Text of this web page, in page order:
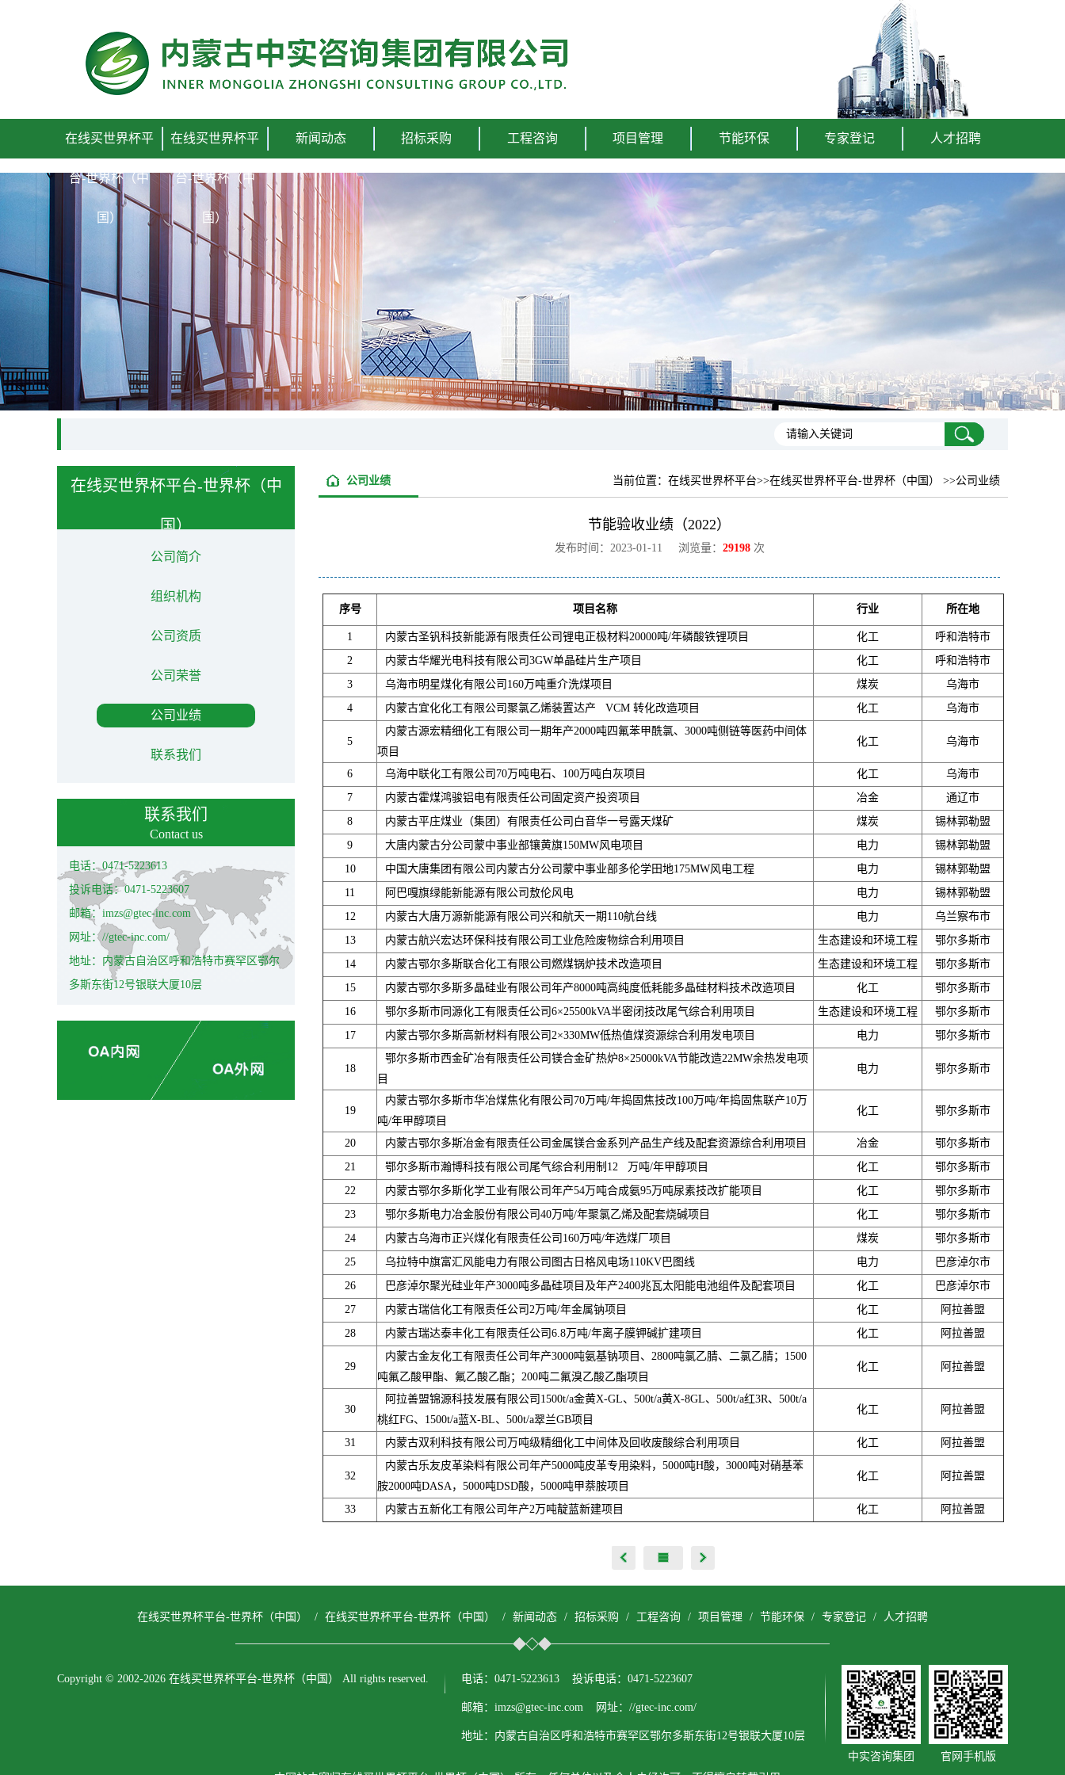
在线买世界杯平
台-世界杯（中
国）
在线买世界杯平
台-世界杯（中
国）
新闻动态 招标采购 工程咨询 项目管理 节能环保 专家登记 人才招聘
在线买世界杯平台-世界杯（中
国）
About us
公司简介
组织机构
公司资质
公司荣誉
公司业绩
联系我们
联系我们
Contact us
电话：0471-5223613
投诉电话：0471-5223607
邮箱：imzs@gtec-inc.com
网址：//gtec-inc.com/
地址：内蒙古自治区呼和浩特市赛罕区鄂尔
多斯东街12号银联大厦10层
当前位置： 在线买世界杯平台>>在线买世界杯平台-世界杯（中国） >>公司业绩
公司业绩
节能验收业绩（2022）
发布时间：2023-01-11 浏览量： 29198次
序号 项目名称 行业 所在地
1 内蒙古圣钒科技新能源有限责任公司锂电正极材料20000吨/年磷酸铁锂项目 化工
呼和浩特市
2
内蒙古华耀光电科技有限公司3GW单晶硅片生产项目 化工
呼和浩特市
3
乌海市明星煤化有限公司160万吨重介洗煤项目 煤炭
乌海市
4
内蒙古宜化化工有限公司聚氯乙烯装置达产 VCM 转化改造项目 化工 乌海市
5
内蒙古源宏精细化工有限公司一期年产2000吨四氟苯甲酰氯、3000吨侧链等医药中间体
项目
化工 乌海市
6 乌海中联化工有限公司70万吨电石、100万吨白灰项目 化工
乌海市
7
内蒙古霍煤鸿骏铝电有限责任公司固定资产投资项目 冶金
通辽市
8
内蒙古平庄煤业（集团）有限责任公司白音华一号露天煤矿 煤炭
锡林郭勒盟
9
大唐内蒙古分公司蒙中事业部镶黄旗150MW风电项目 电力
锡林郭勒盟
10
中国大唐集团有限公司内蒙古分公司蒙中事业部多伦学田地175MW风电工程 电力
锡林郭勒盟
11
阿巴嘎旗绿能新能源有限公司敖伦风电 电力
锡林郭勒盟
12
内蒙古大唐万源新能源有限公司兴和航天一期110航台线 电力
乌兰察布市
13
内蒙古航兴宏达环保科技有限公司工业危险废物综合利用项目 生态建设和环境工程
鄂尔多斯市
14
内蒙古鄂尔多斯联合化工有限公司燃煤锅炉技术改造项目 生态建设和环境工程
鄂尔多斯市
15
内蒙古鄂尔多斯多晶硅业有限公司年产8000吨高纯度低耗能多晶硅材料技术改造项目 化工
鄂尔多斯市
16
鄂尔多斯市同源化工有限责任公司6×25500kVA半密闭技改尾气综合利用项目 生态建设和环境工程
鄂尔多斯市
17
内蒙古鄂尔多斯高新材料有限公司2×330MW低热值煤资源综合利用发电项目 电力 鄂尔多斯市
18
鄂尔多斯市西金矿冶有限责任公司镁合金矿热炉8×25000kVA节能改造22MW余热发电项
目
电力 鄂尔多斯市
19
内蒙古鄂尔多斯市华冶煤焦化有限公司70万吨/年捣固焦技改100万吨/年捣固焦联产10万
吨/年甲醇项目
化工 鄂尔多斯市
20 内蒙古鄂尔多斯冶金有限责任公司金属镁合金系列产品生产线及配套资源综合利用项目 冶金
鄂尔多斯市
21
鄂尔多斯市瀚博科技有限公司尾气综合利用制12 万吨/年甲醇项目 化工
鄂尔多斯市
22
内蒙古鄂尔多斯化学工业有限公司年产54万吨合成氨95万吨尿素技改扩能项目 化工
鄂尔多斯市
23
鄂尔多斯电力冶金股份有限公司40万吨/年聚氯乙烯及配套烧碱项目 化工
鄂尔多斯市
24
内蒙古乌海市正兴煤化有限责任公司160万吨/年选煤厂项目 煤炭
鄂尔多斯市
25
乌拉特中旗富汇风能电力有限公司图古日格风电场110KV巴图线 电力
巴彦淖尔市
26
巴彦淖尔聚光硅业年产3000吨多晶硅项目及年产2400兆瓦太阳能电池组件及配套项目 化工
巴彦淖尔市
27
内蒙古瑞信化工有限责任公司2万吨/年金属钠项目 化工
阿拉善盟
28
内蒙古瑞达泰丰化工有限责任公司6.8万吨/年离子膜钾碱扩建项目 化工 阿拉善盟
29
内蒙古金友化工有限责任公司年产3000吨氨基钠项目、2800吨氯乙腈、二氯乙腈；1500
吨氟乙酸甲酯、氟乙酸乙酯；200吨二氟溴乙酸乙酯项目
化工 阿拉善盟
30
阿拉善盟锦源科技发展有限公司1500t/a金黄X-GL、500t/a黄X-8GL、500t/a红3R、500t/a
桃红FG、1500t/a蓝X-BL、500t/a翠兰GB项目
化工 阿拉善盟
31 内蒙古双利科技有限公司万吨级精细化工中间体及回收废酸综合利用项目 化工 阿拉善盟
32
内蒙古乐友皮革染料有限公司年产5000吨皮革专用染料，5000吨H酸，3000吨对硝基苯
胺2000吨DASA，5000吨DSD酸，5000吨甲萘胺项目
化工 阿拉善盟
33 内蒙古五新化工有限公司年产2万吨靛蓝新建项目 化工 阿拉善盟
在线买世界杯平台-世界杯（中国） / 在线买世界杯平台-世界杯（中国） / 新闻动态 / 招标采购 / 工程咨询 / 项目管理 / 节能环保 / 专家登记 / 人才招聘
Copyright © 2002-2026 在线买世界杯平台-世界杯（中国） All rights reserved. 电话：0471-5223613 投诉电话：0471-5223607
邮箱：imzs@gtec-inc.com 网址：//gtec-inc.com/
地址：内蒙古自治区呼和浩特市赛罕区鄂尔多斯东街12号银联大厦10层
中实咨询集团
官网手机版